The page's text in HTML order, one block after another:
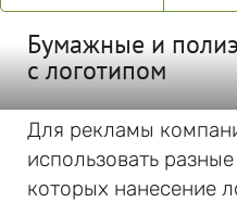
Бумажные и
с логотипом
Для рекламы
использовать
которых нанесение